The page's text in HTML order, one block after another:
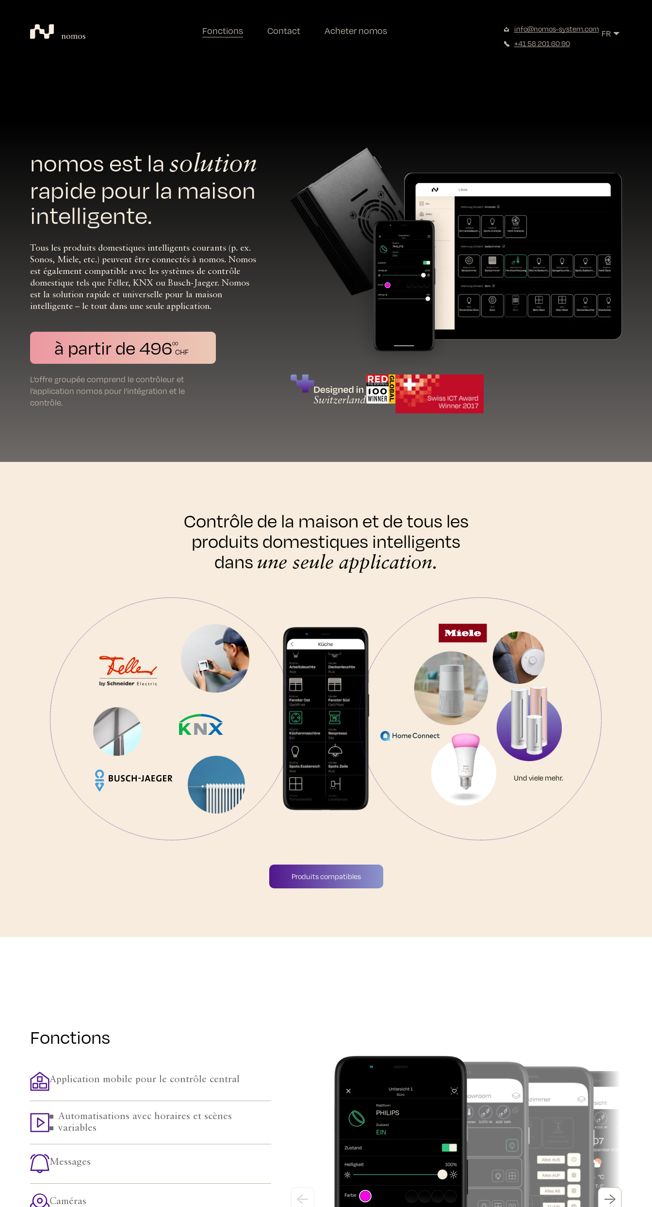
Fonctions Contact Acheter nomos
info@nomos-system.com
+41 58 201 60 90
FR
EN
nomos est la solution
rapide pour la maison
intelligente.
Tous les produits domestiques intelligents courants (p. ex.
Sonos, Miele, etc.) peuvent être connectés à nomos. Nomos
est également compatible avec les systèmes de contrôle
domestique tels que Feller, KNX ou Busch-Jaeger. Nomos
est la solution rapide et universelle pour la maison
intelligente – le tout dans une seule application.
à partir de 49600
CHF
L’offre groupée comprend le contrôleur et
l’application nomos pour l’intégration et le
contrôle.
Contrôle de la maison et de tous les
produits domestiques intelligents
dans une seule application.
Und viele mehr.
Produits compatibles
Fonctions
Application mobile pour le contrôle central
Automatisations avec horaires et scènes
variables
Messages
Caméras